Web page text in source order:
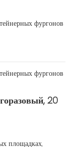
20
площадках,